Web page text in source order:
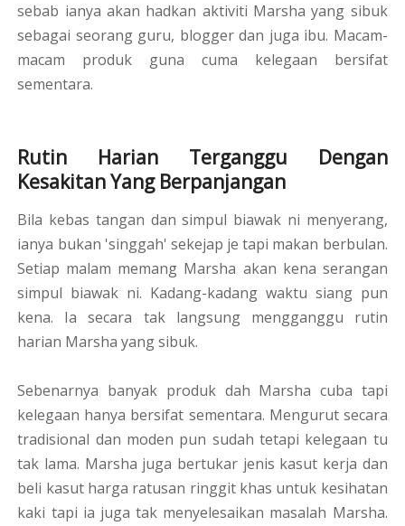
sebab ianya akan hadkan aktiviti Marsha yang sibuk
sebagai seorang guru, blogger dan juga ibu. Macam-
macam produk guna cuma kelegaan bersifat
sementara.
Rutin Harian Terganggu Dengan
Kesakitan Yang Berpanjangan
Bila kebas tangan dan simpul biawak ni menyerang,
ianya bukan 'singgah' sekejap je tapi makan berbulan.
Setiap malam memang Marsha akan kena serangan
simpul biawak ni. Kadang-kadang waktu siang pun
kena. Ia secara tak langsung mengganggu rutin
harian Marsha yang sibuk.
Sebenarnya banyak produk dah Marsha cuba tapi
kelegaan hanya bersifat sementara. Mengurut secara
tradisional dan moden pun sudah tetapi kelegaan tu
tak lama. Marsha juga bertukar jenis kasut kerja dan
beli kasut harga ratusan ringgit khas untuk kesihatan
kaki tapi ia juga tak menyelesaikan masalah Marsha.